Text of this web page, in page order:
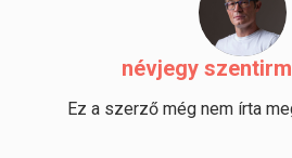
névjegy
Ez a szerző még nem írta